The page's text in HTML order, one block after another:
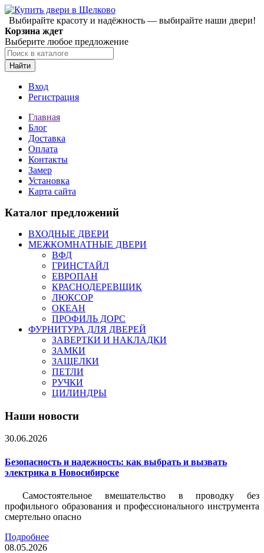
Выбирайте красоту и надёжность — выбирайте наши двери!
Корзина ждет
Выберите любое предложение
Найти
Вход
Регистрация
Главная
Блог
Доставка
Оплата
Контакты
Замер
Установка
Карта сайта
Каталог предложений
ВХОДНЫЕ ДВЕРИ
МЕЖКОМНАТНЫЕ ДВЕРИ
ВФД
ГРИНСТАЙЛ
ЕВРОПАН
КРАСНОДЕРЕВЩИК
ЛЮКСОР
ОКЕАН
ПРОФИЛЬ ДОРС
ФУРНИТУРА ДЛЯ ДВЕРЕЙ
ЗАВЕРТКИ И НАКЛАДКИ
ЗАМКИ
ЗАЩЕЛКИ
ПЕТЛИ
РУЧКИ
ЦИЛИНДРЫ
Наши новости
30.06.2026
Безопасность и надежность: как выбрать и вызвать
электрика в Новосибирске
Самостоятельное вмешательство в проводку без
профильного образования и профессионального инструмента
смертельно опасно
Подробнее
08.05.2026